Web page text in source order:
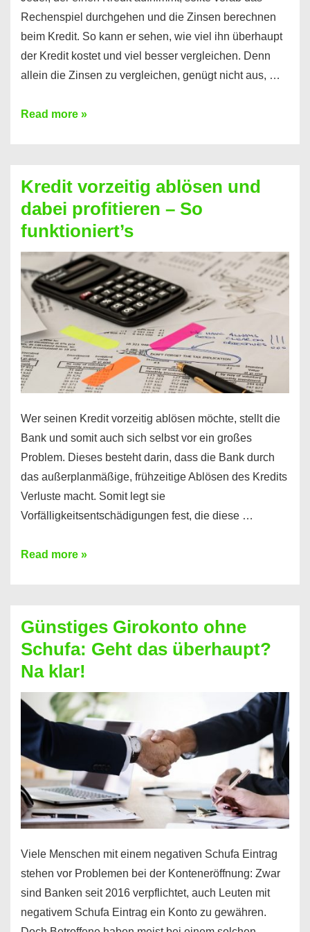
Rechenspiel durchgehen und die Zinsen berechnen
beim Kredit. So kann er sehen, wie viel ihn überhaupt
der Kredit kostet und viel besser vergleichen. Denn
allein die Zinsen zu vergleichen, genügt nicht aus, …
Ganz
Kredit
berechnen
–
Mit
diesen
Regeln!
Read more »
Kredit vorzeitig ablösen und
dabei profitieren – So
funktioniert’s
Wer seinen Kredit vorzeitig ablösen möchte, stellt die
Bank und somit auch sich selbst vor ein großes
Problem. Dieses besteht darin, dass die Bank durch
das außerplanmäßige, frühzeitige Ablösen des Kredits
Verluste macht. Somit legt sie
Vorfälligkeitsentschädigungen fest, die diese …
Kredit
dabei
profitieren
–
So
funktioniert’s
Read more »
Günstiges Girokonto ohne
Schufa: Geht das überhaupt?
Na klar!
Viele Menschen mit einem negativen Schufa Eintrag
stehen vor Problemen bei der Konteneröffnung: Zwar
sind Banken seit 2016 verpflichtet, auch Leuten mit
negativem Schufa Eintrag ein Konto zu gewähren.